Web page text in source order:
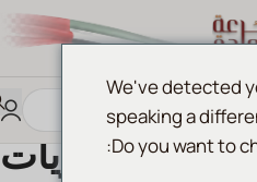
حلويات
We've detected
speaking a
Do you want to